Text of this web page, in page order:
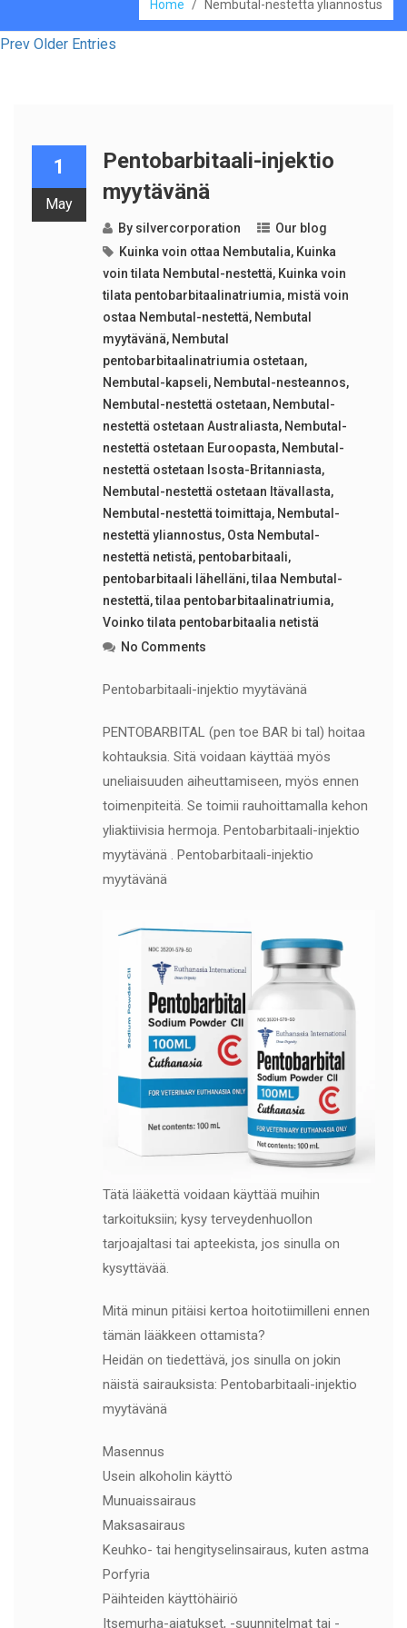
Home / Nembutal-nestettä yliannostus
Prev Older Entries
1
May
Pentobarbitaali-injektio
myytävänä
By silvercorporation
Our blog
Kuinka voin ottaa Nembutalia, Kuinka
voin tilata Nembutal-nestettä, Kuinka voin
tilata pentobarbitaalinatriumia, mistä voin
ostaa Nembutal-nestettä, Nembutal
myytävänä, Nembutal
pentobarbitaalinatriumia ostetaan,
Nembutal-kapseli, Nembutal-nesteannos,
Nembutal-nestettä ostetaan, Nembutal-
nestettä ostetaan Australiasta, Nembutal-
nestettä ostetaan Euroopasta, Nembutal-
nestettä ostetaan Isosta-Britanniasta,
Nembutal-nestettä ostetaan Itävallasta,
Nembutal-nestettä toimittaja, Nembutal-
nestettä yliannostus, Osta Nembutal-
nestettä netistä, pentobarbitaali,
pentobarbitaali lähelläni,tilaa Nembutal-
nestettä,tilaa pentobarbitaalinatriumia,
Voinko tilata pentobarbitaalia netistä
No Comments
Pentobarbitaali-injektio myytävänä
PENTOBARBITAL (pen toe BAR bi tal) hoitaa
kohtauksia. Sitä voidaan käyttää myös
uneliaisuuden aiheuttamiseen, myös ennen
toimenpiteitä. Se toimii rauhoittamalla kehon
yliaktiivisia hermoja. Pentobarbitaali-injektio
myytävänä . Pentobarbitaali-injektio
myytävänä
Tätä lääkettä voidaan käyttää muihin
tarkoituksiin; kysy terveydenhuollon
tarjoajaltasi tai apteekista, jos sinulla on
kysyttävää.
Mitä minun pitäisi kertoa hoitotiimilleni ennen
tämän lääkkeen ottamista?
Heidän on tiedettävä, jos sinulla on jokin
näistä sairauksista: Pentobarbitaali-injektio
myytävänä
Masennus
Usein alkoholin käyttö
Munuaissairaus
Maksasairaus
Keuhko- tai hengityselinsairaus, kuten astma
Porfyria
Päihteiden käyttöhäiriö
Itsemurha-ajatukset, -suunnitelmat tai -